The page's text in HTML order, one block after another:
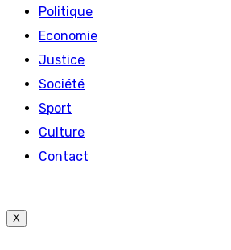
Politique
Economie
Justice
Société
Sport
Culture
Contact
X